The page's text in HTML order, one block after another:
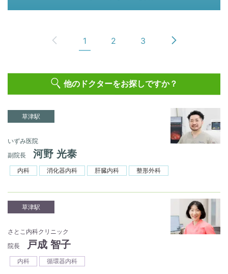
1 2 3
他のドクターをお探しですか？
草津駅
いずみ医院
副院長
河野 光泰
内科 消化器内科 肝臓内科 整形外科
草津駅
さとこ内科クリニック
院長
戸成 智子
内科 循環器内科